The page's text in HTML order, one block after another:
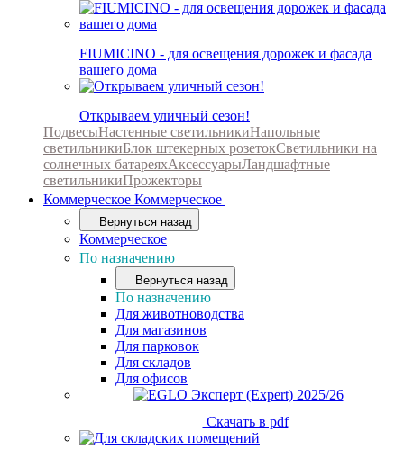
FIUMICINO - для освещения дорожек и фасада
вашего дома
Открываем уличный сезон!
ПодвесыНастенные светильникиНапольные
светильникиБлок штекерных розетокСветильники на
солнечных батареяхАксессуарыЛандшафтные
светильникиПрожекторы
Коммерческое Коммерческое
Вернуться назад
Коммерческое
По назначению
Вернуться назад
По назначению
Для животноводства
Для магазинов
Для парковок
Для складов
Для офисов
Скачать в pdf